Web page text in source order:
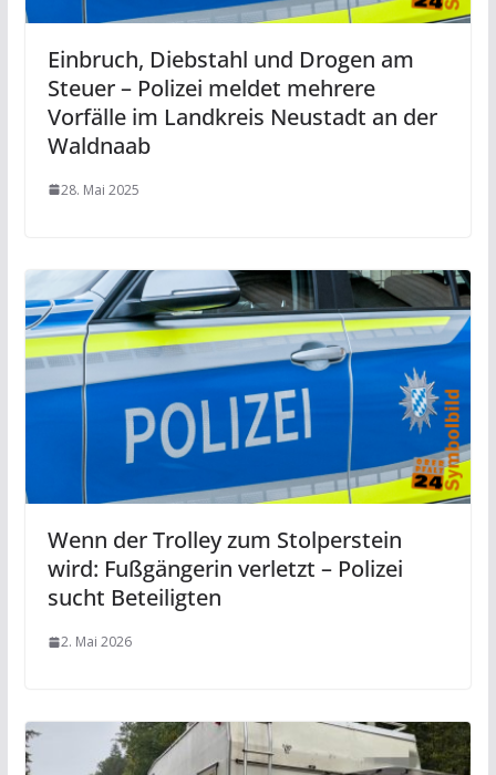
Einbruch, Diebstahl und Drogen am
Steuer – Polizei meldet mehrere
Vorfälle im Landkreis Neustadt an der
Waldnaab
28. Mai 2025
Wenn der Trolley zum Stolperstein
wird: Fußgängerin verletzt – Polizei
sucht Beteiligten
2. Mai 2026